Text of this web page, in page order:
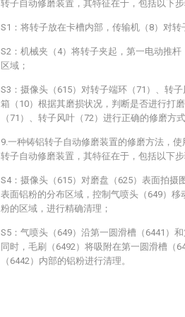
转子自动修磨装置，其特征在于，包括以下
S1：将转子放在卡槽内部，传输机（8）对转
S2：机械夹（4）将转子夹起，第一电动推
区域；
S3：摄像头（615）对转子端环（71）、转
箱（10）根据其磨损状况，判断是否进行打
（71）、转子风叶（72）进行正确的修磨方
9.一种铸铝转子自动修磨装置的修磨方法，
转子自动修磨装置，其特征在于，包括以下
S4：摄像头（615）对磨盘（625）表面拍摄
表面铝粉的分布区域，控制气喷头（649）移
粉的区域，进行精确清理；
S5：气喷头（649）沿第一圆滑槽（6441）
同时，毛刷（6492）将吸附在第一圆滑槽（
（6442）内部的铝粉进行清理。